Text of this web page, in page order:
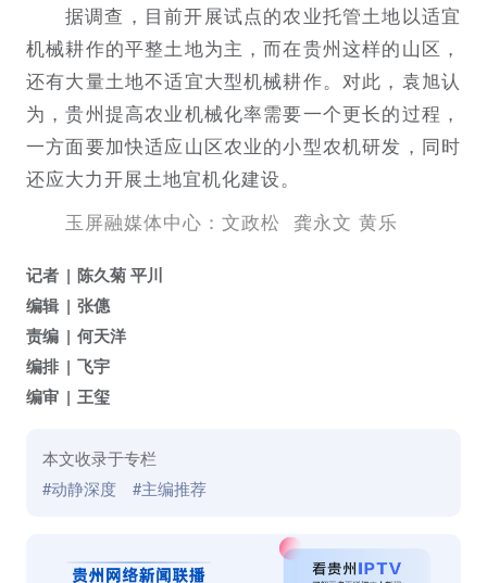
据调查，目前开展试点的农业托管土地以适宜
机械耕作的平整土地为主，而在贵州这样的山区，
还有大量土地不适宜大型机械耕作。对此，袁旭认
为，贵州提高农业机械化率需要一个更长的过程，
一方面要加快适应山区农业的小型农机研发，同时
还应大力开展土地宜机化建设。
玉屏融媒体中心：文政松 龚永文 黄乐
记者
陈久菊 平川
编辑
张僡
责编
何天洋
编排
飞宇
编审
王玺
本文收录于专栏
#动静深度
#主编推荐